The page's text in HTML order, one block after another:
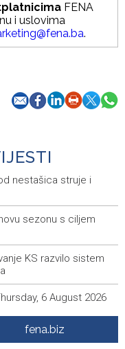
FENA
i uslovima
.
nestašica struje i
sezonu s ciljem
KS razvilo sistem
6 August 2026
children; Biloš:
fena.biz